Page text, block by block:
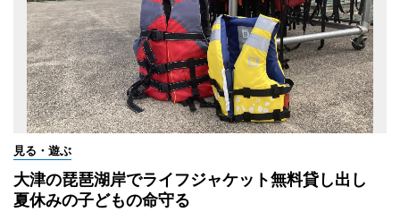
見る・遊ぶ
大津の琵琶湖岸でライフジャケット無料貸し出し
夏休みの子どもの命守る